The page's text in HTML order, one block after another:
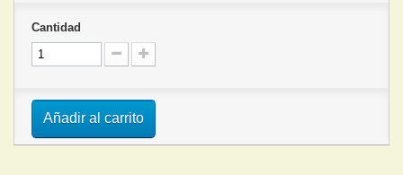
Cantidad
Añadir al carrito